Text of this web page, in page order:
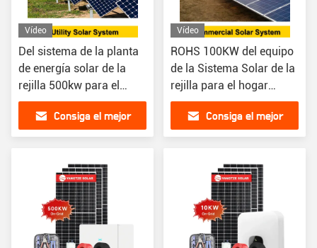
Vídeo
Del sistema de la planta
de energía solar de la
rejilla 500kw para el
tejado
Consiga el mejor
Vídeo
ROHS 100KW del equipo
de la Sistema Solar de la
rejilla para el hogar
comercial
Consiga el mejor